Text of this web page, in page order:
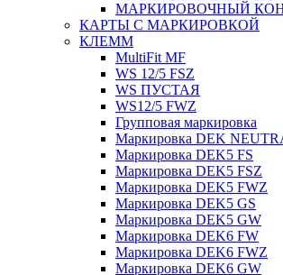
МАРКИРОВОЧНЫЙ
КАРТЫ С МАРКИРОВКОЙ
КЛЕММ
MultiFit MF
WS 12/5 FSZ
WS ПУСТАЯ
WS12/5 FWZ
Групповая маркировка
Маркировка DEK
Маркировка DEK5 FS
Маркировка DEK5 FSZ
Маркировка DEK5 FWZ
Маркировка DEK5 GS
Маркировка DEK5 GW
Маркировка DEK6 FW
Маркировка DEK6 FWZ
Маркировка DEK6 GW